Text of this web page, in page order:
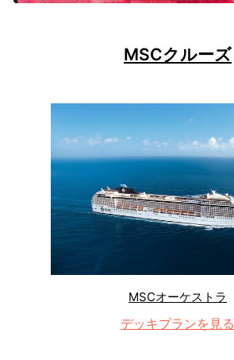
MSCクルーズ
MSCオーケストラ
デッキプランを見る